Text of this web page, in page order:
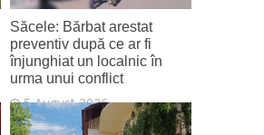
Săcele: Bărbat arestat
preventiv după ce ar fi
înjunghiat un localnic în
urma unui conflict
5 August 2026